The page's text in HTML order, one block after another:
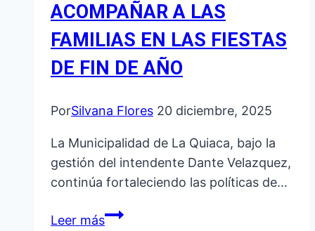
ACOMPAÑAR A LAS
FAMILIAS EN LAS FIESTAS
DE FIN DE AÑO
PorSilvana Flores 20 diciembre, 2025
La Municipalidad de La Quiaca, bajo la
gestión del intendente Dante Velazquez,
continúa fortaleciendo las políticas de…
Leer másPRESENCIA